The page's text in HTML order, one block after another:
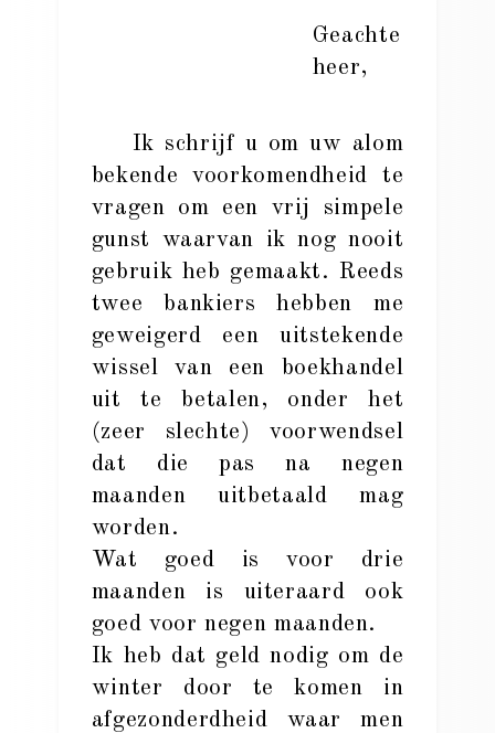
Geachte
heer,
Ik schrijf u om uw alom
bekende voorkomendheid te
vragen om een vrij simpele
gunst waarvan ik nog nooit
gebruik heb gemaakt. Reeds
twee bankiers hebben me
geweigerd een uitstekende
wissel van een boekhandel
uit te betalen, onder het
(zeer slechte) voorwendsel
dat die pas na negen
maanden uitbetaald mag
worden.
Wat goed is voor drie
maanden is uiteraard ook
goed voor negen maanden.
Ik heb dat geld nodig om de
winter door te komen in
afgezonderdheid waar men